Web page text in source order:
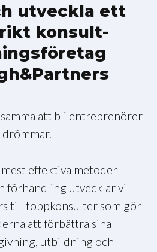
utveckla ett
konsult-
att bli entreprenörer
mest effektiva metoder
förhandling utvecklar vi
till toppkonsulter som gör
att förbättra sina
utbildning och